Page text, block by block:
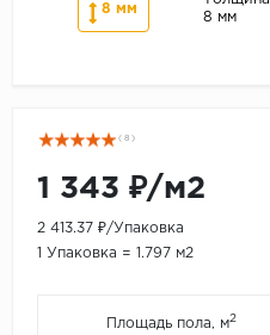
8 мм
8 мм
( 8 )
1 343 ₽/м2
2 413.37 ₽/Упаковка
1 Упаковка = 1.797 м2
Площадь пола, м2